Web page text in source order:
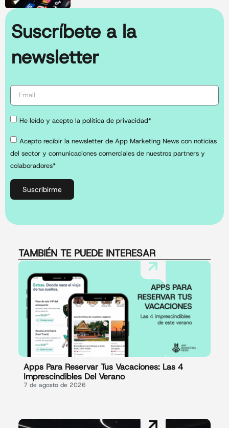
Suscríbete a la
newsletter
He leído y acepto la política de privacidad*
Acepto recibir la newsletter de App Marketing News con noticias
del sector y comunicaciones comerciales de nuestros partners y
colaboradores*
Suscribirme
TAMBIÉN TE PUEDE INTERESAR
Apps Para Reservar Tus Vacaciones: Las 4
Imprescindibles Del Verano
7 de agosto de 2026